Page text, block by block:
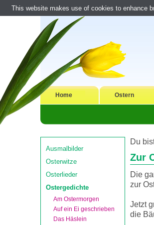
Home Ostern
Ausmalbilder
Osterwitze
Osterlieder
Ostergedichte
Am Ostermorgen
Auf ein Ei geschrieben
Das Häslein
Du
Zur
Die
zur
Jetzt
die
This website makes use of cookies to enhance